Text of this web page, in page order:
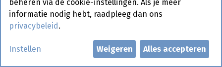
beheren via de cookie-instellingen. Als je meer
informatie nodig hebt, raadpleeg dan ons
privacybeleid .
Instellen Weigeren Alles accepteren